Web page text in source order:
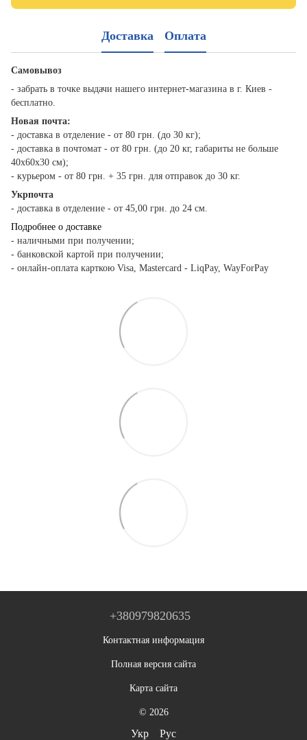
Доставка Оплата
Самовывоз
- забрать в точке выдачи нашего интернет-магазина в г. Киев -
бесплатно.
Новая почта:
- доставка в отделение - от 80 грн. (до 30 кг);
- доставка в почтомат - от 80 грн. (до 20 кг, габариты не больше
40х60х30 см);
- курьером - от 80 грн. + 35 грн. для отправок до 30 кг.
Укрпочта
- доставка в отделение - от 45,00 грн. до 24 см.
Подробнее о доставке
- наличными при получении;
- банковской картой при получении;
- онлайн-оплата карткою Visa, Mastercard - LiqPay, WayForPay
+380979820635
Контактная информация
Полная версия сайта
Карта сайта
© 2026
Укр Рус